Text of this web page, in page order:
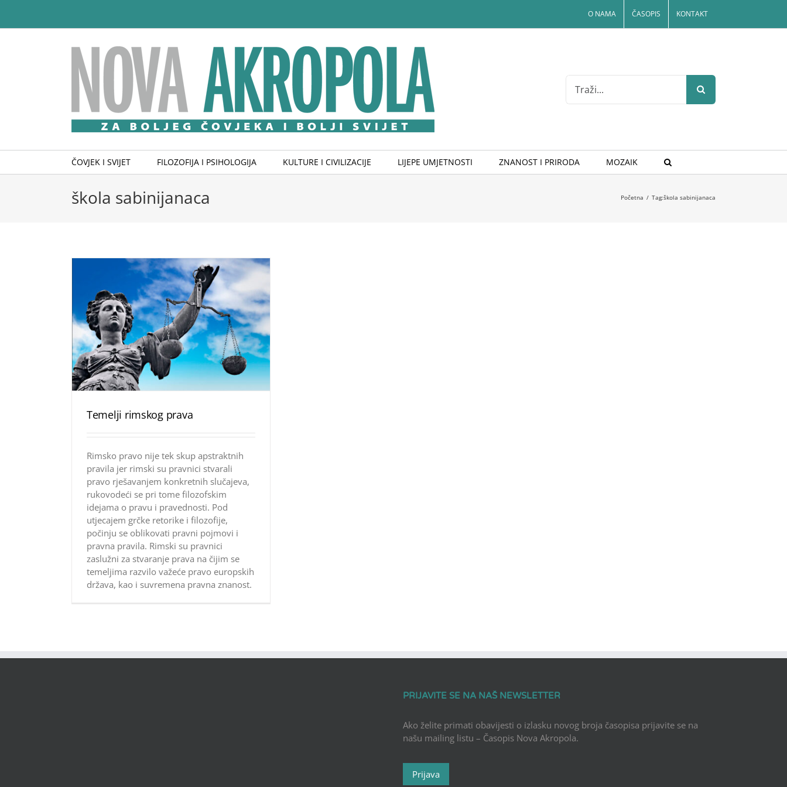
content
O NAMA ČASOPIS KONTAKT
Search
for:
ČOVJEK I SVIJET FILOZOFIJA I PSIHOLOGIJA KULTURE I CIVILIZACIJE LIJEPE UMJETNOSTI ZNANOST I PRIRODA MOZAIK
škola sabinijanaca Početna / Tag:škola sabinijanaca
Temelji rimskog prava
Rimsko pravo nije tek skup apstraktnih
pravila jer rimski su pravnici stvarali
pravo rješavanjem konkretnih slučajeva,
rukovodeći se pri tome filozofskim
idejama o pravu i pravednosti. Pod
utjecajem grčke retorike i filozofije,
počinju se oblikovati pravni pojmovi i
pravna pravila. Rimski su pravnici
zaslužni za stvaranje prava na čijim se
temeljima razvilo važeće pravo europskih
država, kao i suvremena pravna znanost.
PRIJAVITE SE NA NAŠ NEWSLETTER
Ako želite primati obavijesti o izlasku novog broja časopisa prijavite se na
našu mailing listu – Časopis Nova Akropola.
Prijava